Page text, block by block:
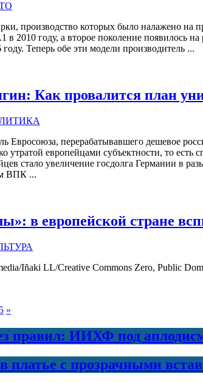
производство которых было налажено на
в 2010 году, а второе поколение появилось
Теперь обе эти модели производитель ...
Как провалится план
Евросоюза, перерабатывавшего дешевое
утратой европейцами субъектности, то
стало увеличение госдолга Германии в
ВПК ...
в европейской стране
Iñaki LL/Creative Commons Zero, Public
5 »
правил: ИИХФ под
платье с прозрачными